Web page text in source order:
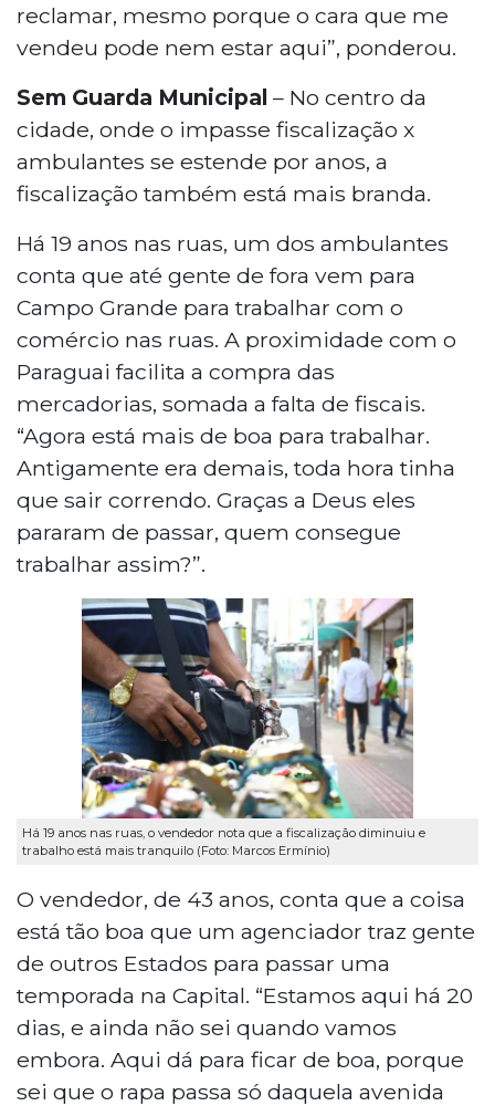
reclamar, mesmo porque o cara que me
vendeu pode nem estar aqui”, ponderou.
Sem Guarda Municipal – No centro da
cidade, onde o impasse fiscalização x
ambulantes se estende por anos, a
fiscalização também está mais branda.
Há 19 anos nas ruas, um dos ambulantes
conta que até gente de fora vem para
Campo Grande para trabalhar com o
comércio nas ruas. A proximidade com o
Paraguai facilita a compra das
mercadorias, somada a falta de fiscais.
“Agora está mais de boa para trabalhar.
Antigamente era demais, toda hora tinha
que sair correndo. Graças a Deus eles
pararam de passar, quem consegue
trabalhar assim?”.
Há 19 anos nas ruas, o vendedor nota que a fiscalização diminuiu e
trabalho está mais tranquilo (Foto: Marcos Ermínio)
O vendedor, de 43 anos, conta que a coisa
está tão boa que um agenciador traz gente
de outros Estados para passar uma
temporada na Capital. “Estamos aqui há 20
dias, e ainda não sei quando vamos
embora. Aqui dá para ficar de boa, porque
sei que o rapa passa só daquela avenida